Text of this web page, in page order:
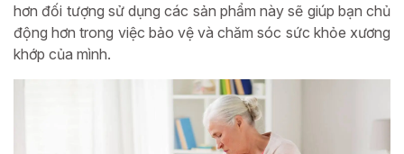
hơn đối tượng sử dụng các sản phẩm này sẽ giúp bạn chủ
động hơn trong việc bảo vệ và chăm sóc sức khỏe xương
khớp của mình.